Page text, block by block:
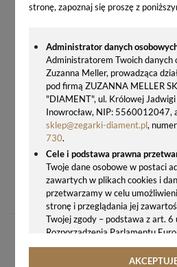
stronę, zapoznaj się proszę z
Administrator danych
Administratorem Twoich danych
Zuzanna Meller, prowadząca
pod firmą ZUZANNA MELLER
"DIAMENT", ul. Królowej
Inowrocław, NIP: 5560012047,
sklep@zegarki-diament.pl,
730.
Cele i podstawa prawna
Twoje dane osobowe w postaci
zawartych w plikach cookies i
przetwarzamy w celu
stronę i przeglądania jej
Twojej zgody – podstawa z art. 6
Rozporządzenia Parlamentu
2016/679 z 27.04.2016 r. w
fizycznych w związku z
60,00 zł